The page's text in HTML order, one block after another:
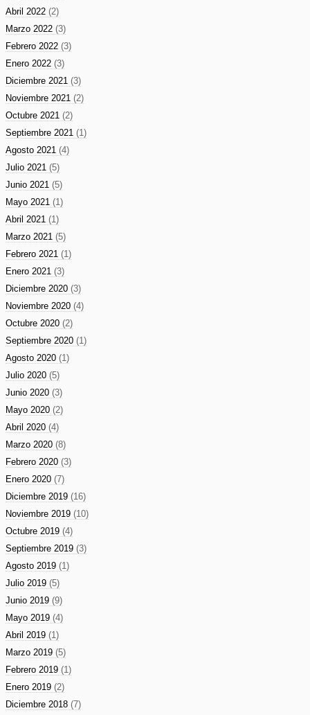
Abril 2022 (2)
Marzo 2022 (3)
Febrero 2022 (3)
Enero 2022 (3)
Diciembre 2021 (3)
Noviembre 2021 (2)
Octubre 2021 (2)
Septiembre 2021 (1)
Agosto 2021 (4)
Julio 2021 (5)
Junio 2021 (5)
Mayo 2021 (1)
Abril 2021 (1)
Marzo 2021 (5)
Febrero 2021 (1)
Enero 2021 (3)
Diciembre 2020 (3)
Noviembre 2020 (4)
Octubre 2020 (2)
Septiembre 2020 (1)
Agosto 2020 (1)
Julio 2020 (5)
Junio 2020 (3)
Mayo 2020 (2)
Abril 2020 (4)
Marzo 2020 (8)
Febrero 2020 (3)
Enero 2020 (7)
Diciembre 2019 (16)
Noviembre 2019 (10)
Octubre 2019 (4)
Septiembre 2019 (3)
Agosto 2019 (1)
Julio 2019 (5)
Junio 2019 (9)
Mayo 2019 (4)
Abril 2019 (1)
Marzo 2019 (5)
Febrero 2019 (1)
Enero 2019 (2)
Diciembre 2018 (7)